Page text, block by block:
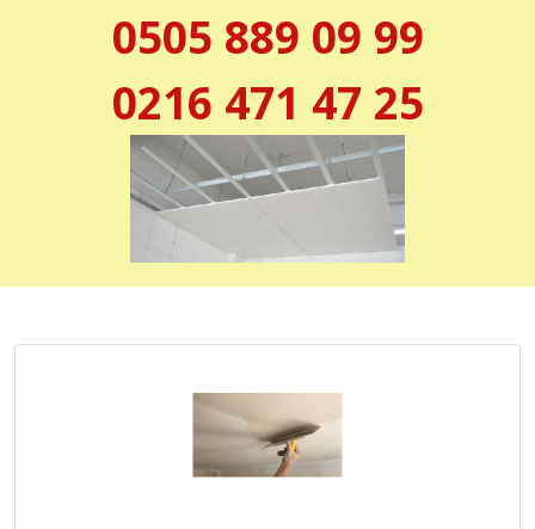
0505 889 09 99
0216 471 47 25